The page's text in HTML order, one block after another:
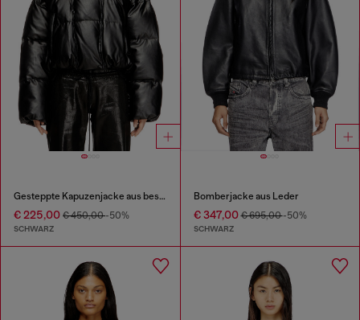
Gesteppte Kapuzenjacke aus beschichtetem Stoff
€ 225,00 € 450,00-50%
SCHWARZ
Bomberjacke aus Leder
€ 347,00€ 695,00-50%
SCHWARZ